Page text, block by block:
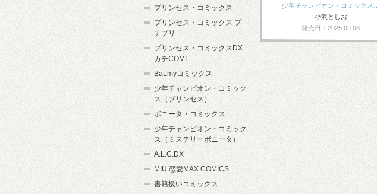
少年チャンピオン・コミックス…
小沢としお
発売日：2025.09.08
プリンセス・コミックス
プリンセス・コミックス プ
チプリ
プリンセス・コミックスDX
カチCOMI
BaLmyコミックス
少年チャンピオン・コミック
ス（プリンセス）
ボニータ・コミックス
少年チャンピオン・コミック
ス（ミステリーボニータ）
A.L.C.DX
MIU 恋愛MAX COMICS
書籍扱いコミックス